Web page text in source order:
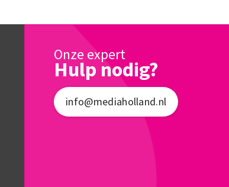
Onze expert
Hulp nodig?
info@mediaholland.nl